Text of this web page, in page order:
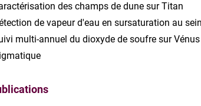
des champs de dune sur Titan
de vapeur d'eau en sursaturation au
multi-annuel du dioxyde de soufre sur